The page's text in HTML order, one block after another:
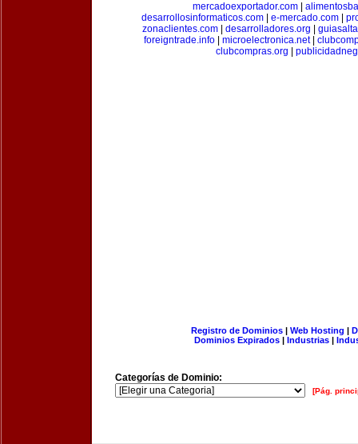
mercadoexportador.com|
desarrollosinformaticos.com| e-mercado.com|
zonaclientes.com| desarrolladores.org
foreigntrade.info
microelectronica.net|
clubcompras.org
Registro de Dominios| Web Hosting |
Dominios Expirados | Industrias |
Categorías de Dominio:
[Pág.